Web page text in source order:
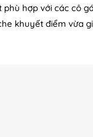
hợp với các cô
khuyết điểm vừa